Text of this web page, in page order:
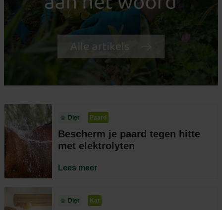
Dier Paard
Bescherm je paard tegen hitte
met elektrolyten
Lees meer
Dier Kat